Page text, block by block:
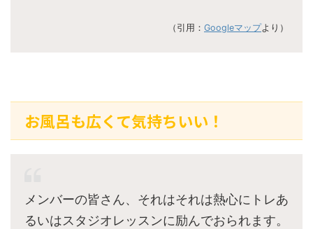
（引用： Googleマップより）
お風呂も広くて気持ちいい！
メンバーの皆さん、それはそれは熱心にトレあ
るいはスタジオレッスンに励んでおられます。